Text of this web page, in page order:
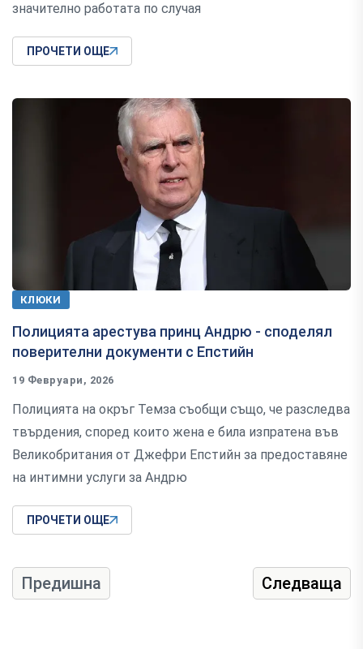
значително работата по случая
ПРОЧЕТИ ОЩЕ
КЛЮКИ
Полицията арестува принц Андрю - споделял
поверителни документи с Епстийн
19 Февруари, 2026
Полицията на окръг Темза съобщи също, че разследва
твърдения, според които жена е била изпратена във
Великобритания от Джефри Епстийн за предоставяне
на интимни услуги за Андрю
ПРОЧЕТИ ОЩЕ
Предишна Следваща